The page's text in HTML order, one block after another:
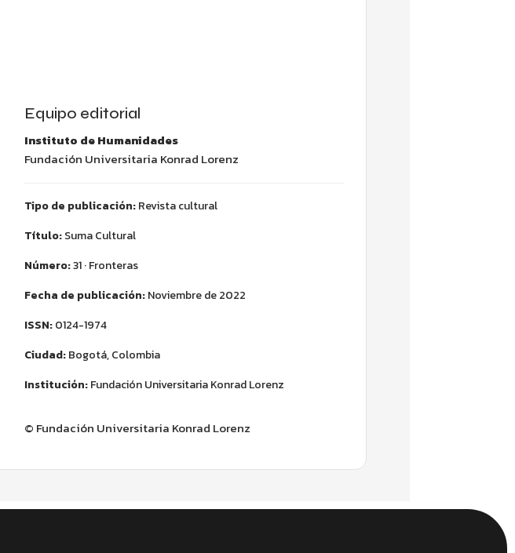
Equipo editorial
Instituto de Humanidades
Fundación Universitaria Konrad Lorenz
Tipo de publicación:Revista cultural
Título:Suma Cultural
Número:31 · Fronteras
Fecha de publicación:Noviembre de 2022
ISSN:0124-1974
Ciudad:Bogotá, Colombia
Institución:Fundación Universitaria Konrad Lorenz
© Fundación Universitaria Konrad Lorenz